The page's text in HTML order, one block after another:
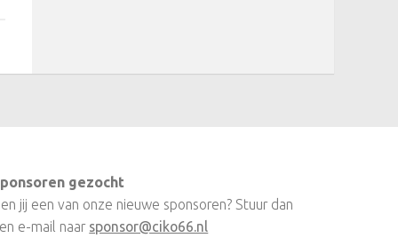
gezocht
jij een van onze nieuwe sponsoren? Stuur dan
e-mail naar sponsor@ciko66.nl